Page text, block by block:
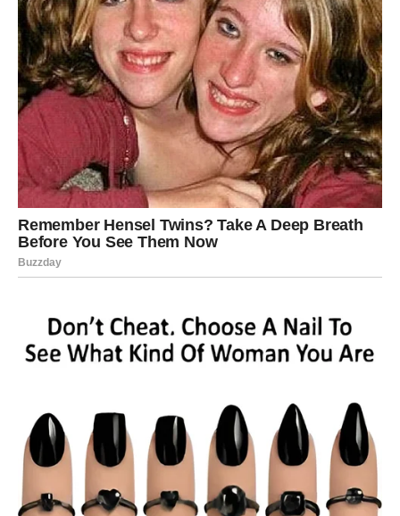
Poruka dana:Vaša snaga nije u tvrdoglavosti, već u miru
koji gradite strpljivo.
BLIZANCI
Nedelja vam donosi mentalnu jasnoću, ali samo ako
uspete da utišate unutrašnju buku, jer ste poslednjih
dana upijali previše informacija, tuđih priča i sopstvenih
dilema, pa se sada traži pauza da biste čuli šta je zaista
važno. U ljubavi, komunikacija je ključ: moguće je da
dobijete poruku koja menja raspoloženje, ili da vi
konačno kažete ono što ste držali u sebi da ne biste
razrešiti nesporazum koji se vukao, ali je važno da ne
budete ironični i brzi – danas treba govoriti iz srca, ne iz
nervoze. Slobodni Blizanci mogu osetiti jak poriv da se
vas vodi emocija ili samo radoznalost. Poslovno, moguće
je da vam sinе ideja za nešto novo – dodatna zarada,
projekat, saradnja – i iako deluje kao impuls, u sebi ima
potencijal. Finansijski, dan je dobar za sitne pametne
poteze, ali ne i za rasipanje.